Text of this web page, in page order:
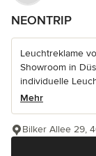
NEONTRIP
Leuchtreklame
Showroom in
individuelle
Mehr
Bilker Allee 29,